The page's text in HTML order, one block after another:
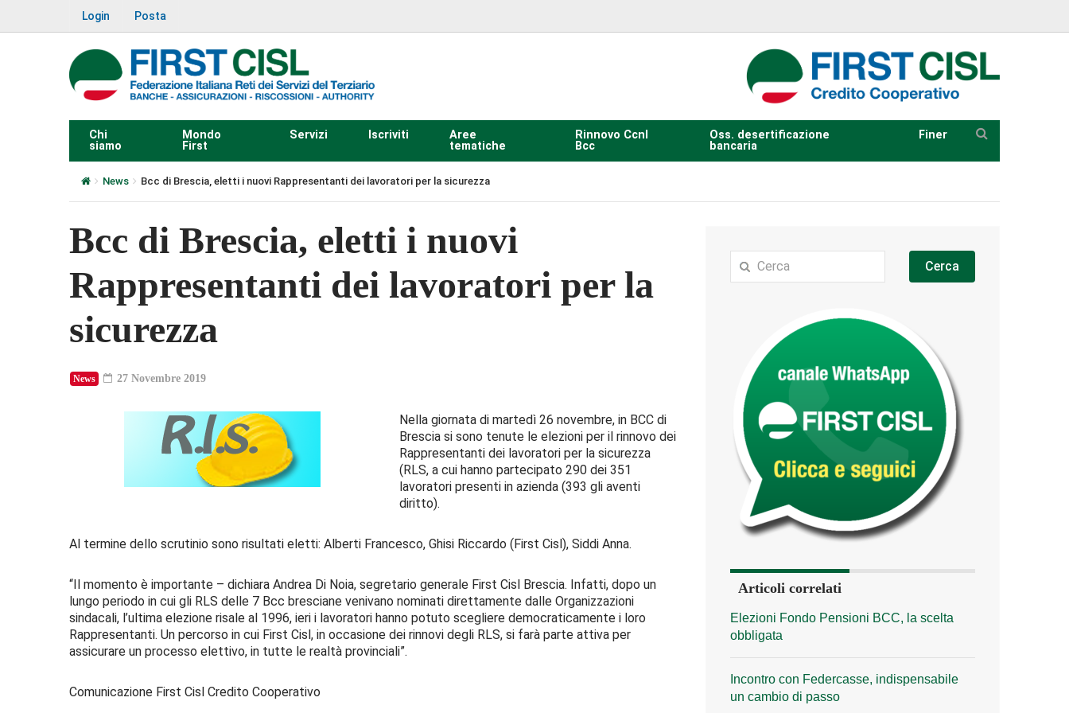
Login Posta
Chi
siamo
Mondo
First
Servizi Iscriviti
Aree
tematiche
Rinnovo Ccnl
Bcc
Oss. desertificazione
bancaria
Finer
News Bcc di Brescia, eletti i nuovi Rappresentanti dei lavoratori per la sicurezza
Bcc di Brescia, eletti i nuovi
Rappresentanti dei lavoratori per la
sicurezza
News 27 Novembre 2019
Nella giornata di martedì 26 novembre, in BCC di
Brescia si sono tenute le elezioni per il rinnovo dei
Rappresentanti dei lavoratori per la sicurezza
(RLS, a cui hanno partecipato 290 dei 351
lavoratori presenti in azienda (393 gli aventi
diritto).
Al termine dello scrutinio sono risultati eletti: Alberti Francesco, Ghisi Riccardo (First Cisl), Siddi Anna.
“Il momento è importante – dichiara Andrea Di Noia, segretario generale First Cisl Brescia. Infatti, dopo un
lungo periodo in cui gli RLS delle 7 Bcc bresciane venivano nominati direttamente dalle Organizzazioni
sindacali, l’ultima elezione risale al 1996, ieri i lavoratori hanno potuto scegliere democraticamente i loro
Rappresentanti. Un percorso in cui First Cisl, in occasione dei rinnovi degli RLS, si farà parte attiva per
assicurare un processo elettivo, in tutte le realtà provinciali”.
Comunicazione First Cisl Credito Cooperativo
Cerca
Articoli correlati
Elezioni Fondo Pensioni BCC, la scelta
obbligata
Incontro con Federcasse, indispensabile
un cambio di passo